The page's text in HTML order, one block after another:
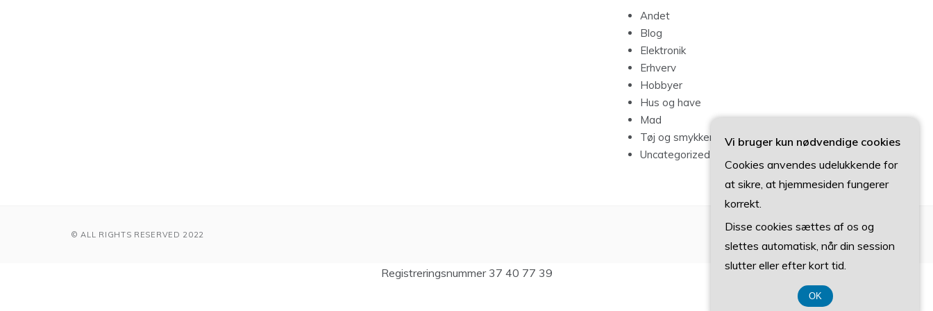
Andet
Blog
Elektronik
Erhverv
Hobbyer
Hus og have
Mad
Tøj og smykker
Uncategorized
© ALL RIGHTS RESERVED 2022
Registreringsnummer 37 40 77 39
Vi bruger kun nødvendige cookies
Cookies anvendes udelukkende for
at sikre, at hjemmesiden fungerer
korrekt.
Disse cookies sættes af os og
slettes automatisk, når din session
slutter eller efter kort tid.
OK